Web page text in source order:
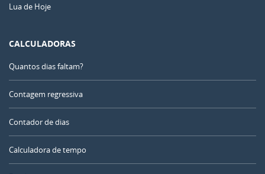
Lua de Hoje
CALCULADORAS
Quantos dias faltam?
Contagem regressiva
Contador de dias
Calculadora de tempo